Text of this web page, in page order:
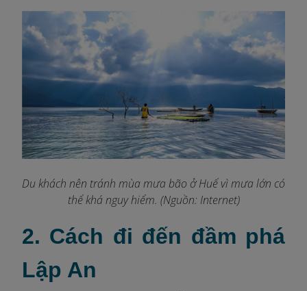
Du khách nên tránh mùa mưa bão ở Huế vì mưa lớn có
thể khá nguy hiểm. (Nguồn: Internet)
2. Cách đi đến đầm phá
Lập An